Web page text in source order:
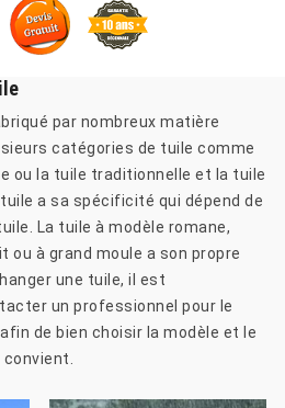
par nombreux matière
catégories de tuile comme
ou la tuile traditionnelle et la tuile
a sa spécificité qui dépend de
La tuile à modèle romane,
ou à grand moule a son propre
une tuile, il est
un professionnel pour le
de bien choisir la modèle et le